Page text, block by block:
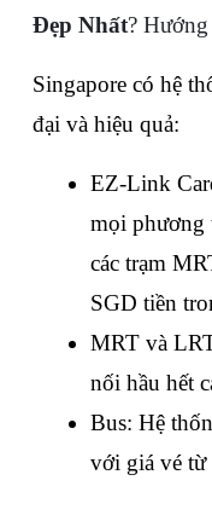
Đẹp Nhất?
Singapore có hệ
đại và hiệu quả:
EZ-Link
mọi phương
các trạm
SGD tiền
MRT và
nối hầu hết
Bus: Hệ
với giá vé